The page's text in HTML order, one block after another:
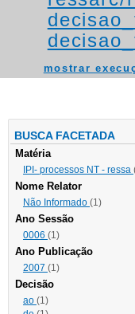
mostrar
BUSCA FACETADA
Matéria
IPI- processos NT - ressa
Nome Relator
Não Informado (1)
Ano Sessão
0006 (1)
Ano Publicação
2007 (1)
Decisão
ao (1)